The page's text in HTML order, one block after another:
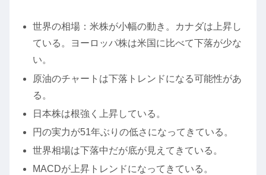
世界の相場：米株が小幅の動き。カナダは上昇し
ている。ヨーロッパ株は米国に比べて下落が少な
い。
原油のチャートは下落トレンドになる可能性があ
る。
日本株は根強く上昇している。
円の実力が51年ぶりの低さになってきている。
世界相場は下落中だが底が見えてきている。
MACDが上昇トレンドになってきている。